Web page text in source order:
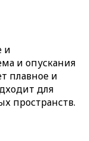
и
и опускания
плавное и
для
пространств.